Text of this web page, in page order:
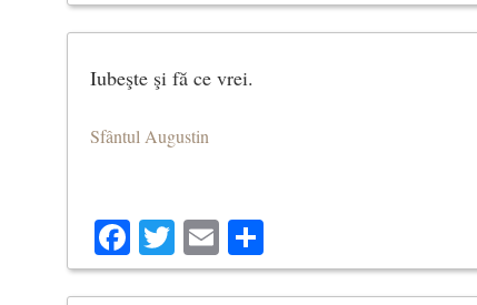
Iubeşte şi fă ce vrei.
Sfântul Augustin
Facebook
Twitter
Email